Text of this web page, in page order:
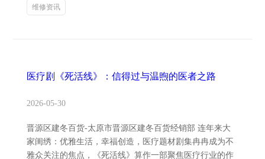
维修资讯
医疗剧《死活线》：信得过与温煦的医者之路
2026-05-30
晋源区建冬百货-太原市晋源区建冬百货经销部 连年来大
家闺绣：优雅生活，幸福创造，医疗题材剧集冉冉成为不
雅众关注的焦点，《死活线》算作一部聚焦医疗行业的作